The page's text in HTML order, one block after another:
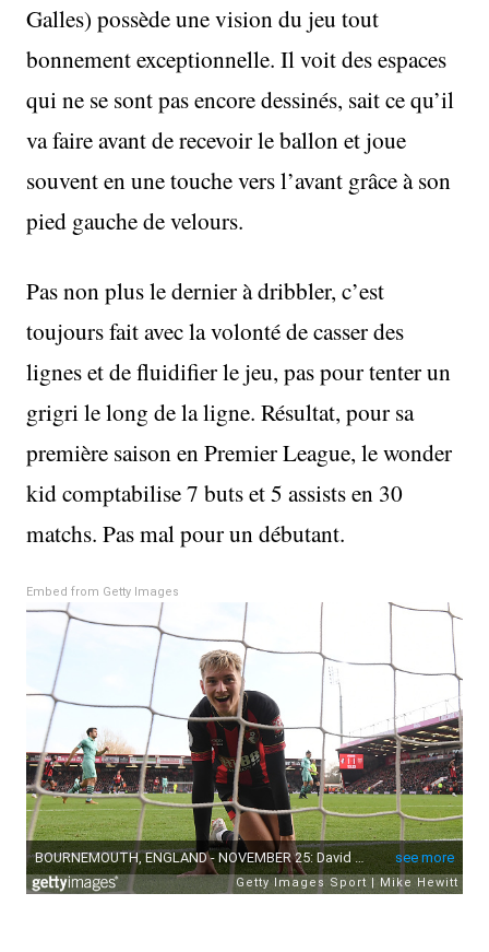
Galles) possède une vision du jeu tout
bonnement exceptionnelle. Il voit des espaces
qui ne se sont pas encore dessinés, sait ce qu’il
va faire avant de recevoir le ballon et joue
souvent en une touche vers l’avant grâce à son
pied gauche de velours.
Pas non plus le dernier à dribbler, c’est
toujours fait avec la volonté de casser des
lignes et de fluidifier le jeu, pas pour tenter un
grigri le long de la ligne. Résultat, pour sa
première saison en Premier League, le wonder
kid comptabilise 7 buts et 5 assists en 30
matchs. Pas mal pour un débutant.
Embed from Getty Images